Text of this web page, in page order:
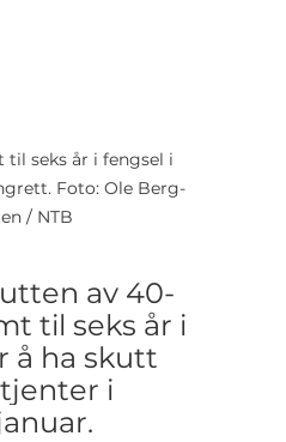
til seks år i fengsel i
Foto: Ole Berg-
/ NTB
av 40-
til seks år i
å ha skutt
i